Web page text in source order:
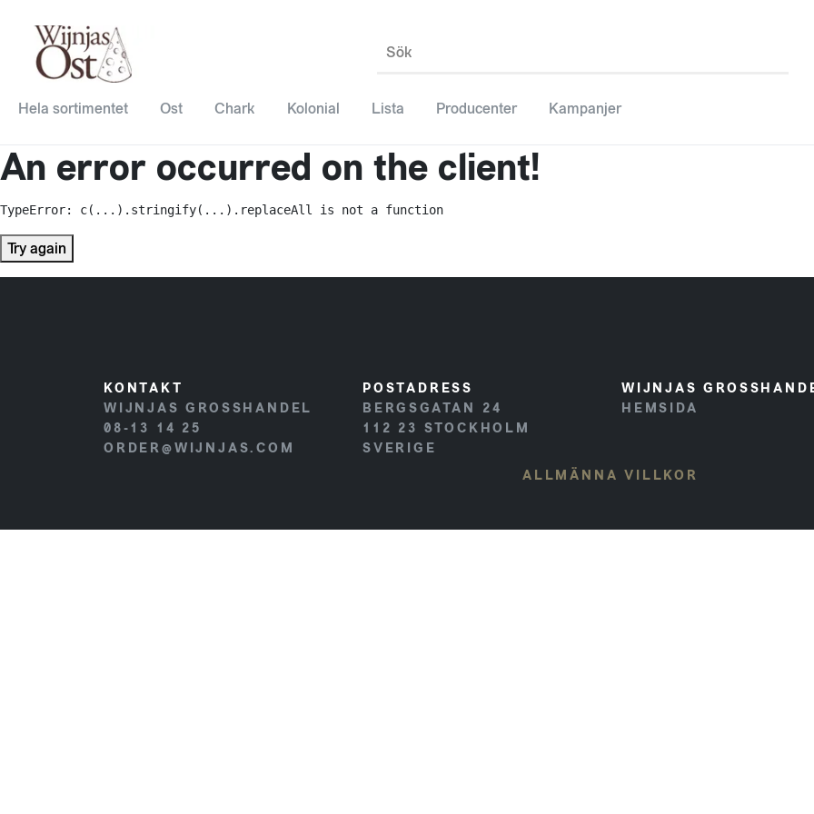
Sök
Hela sortimentet Ost Chark Kolonial Lista Producenter Kampanjer
An error occurred on the client!
TypeError: c(...).stringify(...).replaceAll is not a function
Try again
KONTAKT
WIJNJAS GROSSHANDEL
08-13 14 25
ORDER@WIJNJAS.COM
POSTADRESS
BERGSGATAN 24
112 23 STOCKHOLM
SVERIGE
WIJNJAS
HEMSIDA
ALLMÄNNA VILLKOR